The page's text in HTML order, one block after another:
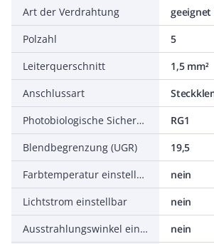
Art der Verdrahtung
Polzahl
5
Leiterquerschnitt
1,5 mm²
Anschlussart
Photobiologische Sicherheit nach EN 62471
RG1
Blendbegrenzung (UGR)
19,5
Farbtemperatur einstellbar
nein
Lichtstrom einstellbar
nein
Ausstrahlungswinkel einstellbar
nein